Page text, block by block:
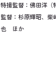
特撮監督：佛田洋（
監督：杉原輝昭、柴
也 ほか